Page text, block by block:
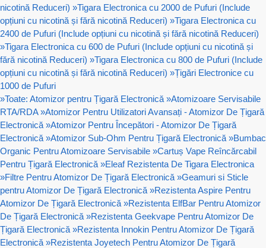
nicotină Reduceri) »Tigara Electronica cu 2000 de Pufuri (Include
opțiuni cu nicotină și fără nicotină Reduceri) »Tigara Electronica cu
2400 de Pufuri (Include opțiuni cu nicotină și fără nicotină Reduceri)
»Tigara Electronica cu 600 de Pufuri (Include opțiuni cu nicotină și
fără nicotină Reduceri) »Tigara Electronica cu 800 de Pufuri (Include
opțiuni cu nicotină și fără nicotină Reduceri) »Țigări Electronice cu
1000 de Pufuri
»Toate: Atomizor pentru Țigară Electronică »Atomizoare Servisabile
RTA/RDA »Atomizor Pentru Utilizatori Avansați - Atomizor De Țigară
Electronică »Atomizor Pentru Începători - Atomizor De Țigară
Electronică »Atomizor Sub-Ohm Pentru Țigară Electronică »Bumbac
Organic Pentru Atomizoare Servisabile »Cartuș Vape Reîncărcabil
Pentru Țigară Electronică »Eleaf Rezistenta De Tigara Electronica
»Filtre Pentru Atomizor De Țigară Electronică »Geamuri si Sticle
pentru Atomizor De Țigară Electronică »Rezistenta Aspire Pentru
Atomizor De Țigară Electronică »Rezistenta ElfBar Pentru Atomizor
De Țigară Electronică »Rezistenta Geekvape Pentru Atomizor De
Țigară Electronică »Rezistenta Innokin Pentru Atomizor De Țigară
Electronică »Rezistenta Joyetech Pentru Atomizor De Țigară